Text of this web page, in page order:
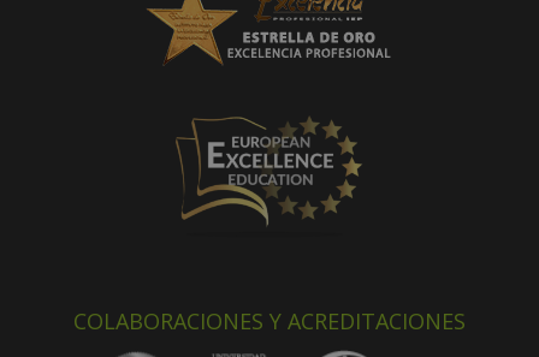
COLABORACIONES Y ACREDITACIONES